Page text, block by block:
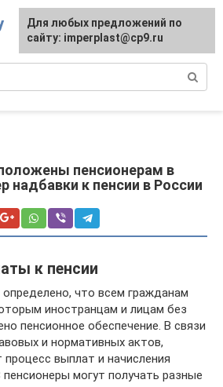
пенсионерам в
надбавки к пенсии в России
к пенсии
что всем гражданам
иностранцам и лицам без
пенсионное обеспечение. В связи
и нормативных актов,
выплат и начисления
могут получать разные
Для любых предложений по
сайту: imperplast@cp9.ru